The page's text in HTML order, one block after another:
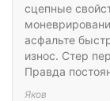
сцепные
асфальте
износ. Стер
Правда
Яков